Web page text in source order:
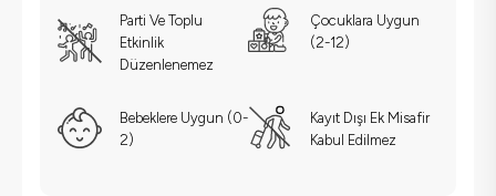
Parti Ve Toplu
Etkinlik
Düzenlenemez
Çocuklara Uygun
(2-12)
Bebeklere Uygun (0-
2)
Kayıt Dışı Ek Misafir
Kabul Edilmez